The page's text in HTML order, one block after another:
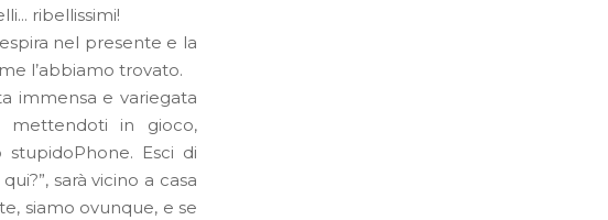
ribellissimi!
nel presente e la
l’abbiamo trovato.
immensa e variegata
in gioco,
Esci di
sarà vicino a casa
siamo ovunque, e se